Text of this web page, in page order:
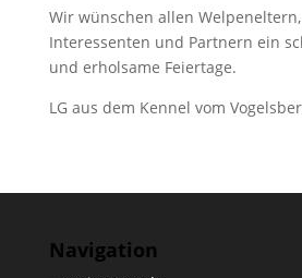
Wir wünschen allen
Interessenten und Partnern ein
und erholsame Feiertage.
LG aus dem Kennel vom
Navigation